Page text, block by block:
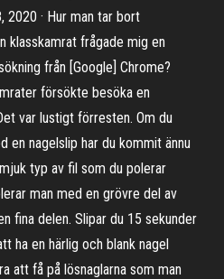
2020 · Hur man tar bort
klasskamrat frågade mig en
från [Google] Chrome?
försökte besöka en
var lustigt förresten. Om du
nagelslip har du kommit ännu
typ av fil som du polerar
man med en grövre del av
fina delen. Slipar du 15 sekunder
ha en härlig och blank nagel
att få på lösnaglarna som man